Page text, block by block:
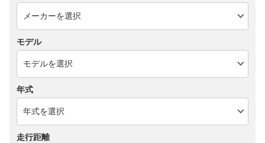
モデル
年式
走行距離